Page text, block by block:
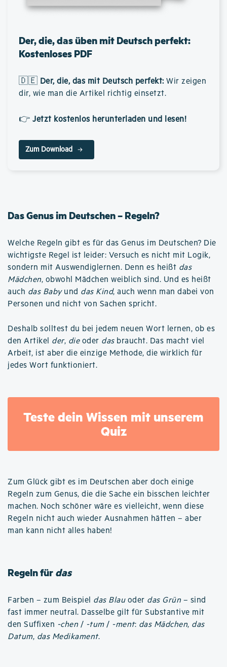
Der, die, das üben mit Deutsch perfekt:
Kostenloses PDF
🇩🇪 Der, die, das mit Deutsch perfekt: Wir zeigen
dir, wie man die Artikel richtig einsetzt.
👉 Jetzt kostenlos herunterladen und lesen!
Zum Download
Das Genus im Deutschen – Regeln?
Welche Regeln gibt es für das Genus im Deutschen? Die
wichtigste Regel ist leider: Versuch es nicht mit Logik,
sondern mit Auswendiglernen. Denn es heißt das
Mädchen, obwohl Mädchen weiblich sind. Und es heißt
auch das Babyund das Kind, auch wenn man dabei von
Personen und nicht von Sachen spricht.
Deshalb solltest du bei jedem neuen Wort lernen, ob es
den Artikel der, dieoder dasbraucht. Das macht viel
Arbeit, ist aber die einzige Methode, die wirklich für
jedes Wort funktioniert.
Teste dein Wissen mit unserem
Quiz
Zum Glück gibt es im Deutschen aber doch einige
Regeln zum Genus, die die Sache ein bisschen leichter
machen. Noch schöner wäre es vielleicht, wenn diese
Regeln nicht auch wieder Ausnahmen hätten – aber
man kann nicht alles haben!
Regeln fürdas
Farben – zum Beispiel das Blauoder das Grün – sind
fast immer neutral. Dasselbe gilt für Substantive mit
den Suffixen -chen / -tum/ -ment: das Mädchen, das
Datum, das Medikament.